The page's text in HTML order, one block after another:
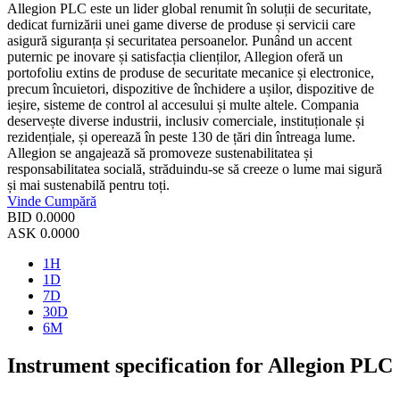
Allegion PLC este un lider global renumit în soluții de securitate,
dedicat furnizării unei game diverse de produse și servicii care
asigură siguranța și securitatea persoanelor. Punând un accent
puternic pe inovare și satisfacția clienților, Allegion oferă un
portofoliu extins de produse de securitate mecanice și electronice,
precum încuietori, dispozitive de închidere a ușilor, dispozitive de
ieșire, sisteme de control al accesului și multe altele. Compania
deservește diverse industrii, inclusiv comerciale, instituționale și
rezidențiale, și operează în peste 130 de țări din întreaga lume.
Allegion se angajează să promoveze sustenabilitatea și
responsabilitatea socială, străduindu-se să creeze o lume mai sigură
și mai sustenabilă pentru toți.
Vinde Cumpără
BID 0.0000
ASK 0.0000
1H
1D
7D
30D
6M
Instrument specification for Allegion PLC